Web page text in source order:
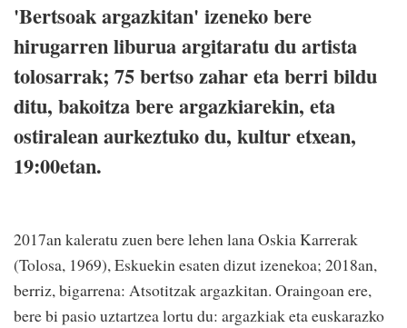
'Bertsoak argazkitan' izeneko bere
hirugarren liburua argitaratu du artista
tolosarrak; 75 bertso zahar eta berri bildu
ditu, bakoitza bere argazkiarekin, eta
ostiralean aurkeztuko du, kultur etxean,
19:00etan.
2017an kaleratu zuen bere lehen lana Oskia Karrerak
(Tolosa, 1969), Eskuekin esaten dizut izenekoa; 2018an,
berriz, bigarrena: Atsotitzak argazkitan. Oraingoan ere,
bere bi pasio uztartzea lortu du: argazkiak eta euskarazko